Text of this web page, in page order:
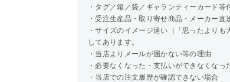
・タグ／箱／袋／ギャランティーカード等
・受注生産品・取り寄せ商品・メーカー直
・サイズのイメージ違い（「思ったより
してあります。
・当店よりメールが届かない等の理由
・必要なくなった・支払いができなくな
・当店での注文履歴が確認できない場合